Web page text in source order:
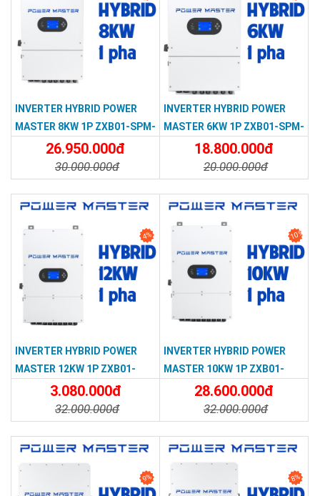
INVERTER HYBRID POWER
MASTER 8KW 1P ZXB01-SPM-
802-GEU26.950.000đ
30.000.000đ
INVERTER HYBRID POWER
MASTER 6KW 1P ZXB01-SPM-
602G-EU18.800.000đ
20.000.000đ
4%
INVERTER HYBRID POWER
MASTER 12KW 1P ZXB01-
SPM-123-GEU3.080.000đ
32.000.000đ
10%
INVERTER HYBRID POWER
MASTER 10KW 1P ZXB01-
SPM-102-GEU
28.600.000đ
32.000.000đ
9% 8%